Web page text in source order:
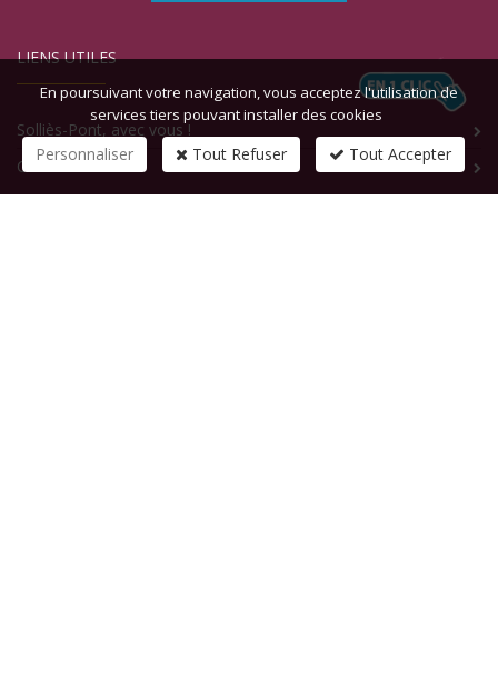
LIENS UTILES
Solliès-Pont, avec vous !
Contact
En poursuivant votre navigation, vous acceptez l'utilisation de
services tiers pouvant installer des cookies
Personnaliser Tout Refuser Tout Accepter